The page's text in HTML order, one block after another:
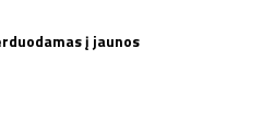
į jaunos